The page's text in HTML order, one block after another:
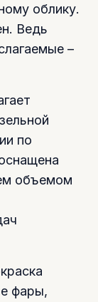
облику.
Ведь
–
по
объемом
фары,